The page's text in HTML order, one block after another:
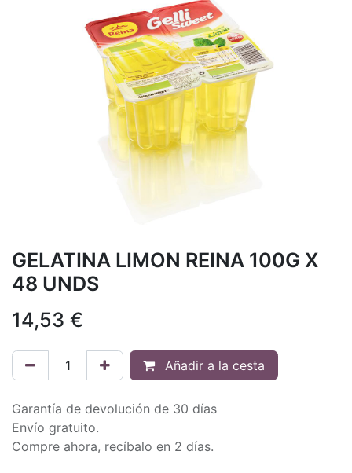
GELATINA LIMON REINA 100G X
48 UNDS
14,53 €
Añadir a la cesta
Garantía de devolución de 30 días
Envío gratuito.
Compre ahora, recíbalo en 2 días.